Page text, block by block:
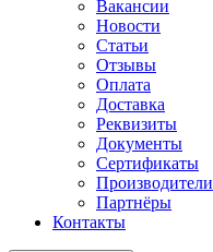
Вакансии
Новости
Статьи
Отзывы
Оплата
Доставка
Реквизиты
Документы
Сертификаты
Производители
Партнёры
Контакты